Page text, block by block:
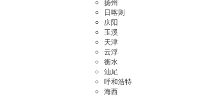
扬州
日喀则
庆阳
玉溪
天津
云浮
衡水
汕尾
呼和浩特
海西